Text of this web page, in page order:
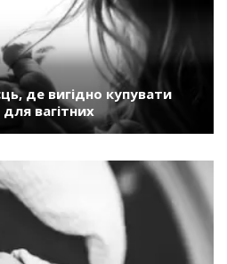
де вигідно купувати
вагітних